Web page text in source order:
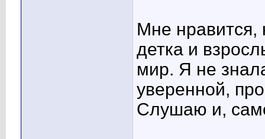
Мне нравится,
детка и
мир. Я не
уверенной,
Слушаю и,